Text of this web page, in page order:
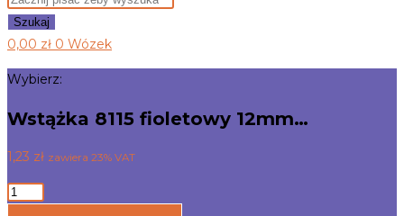
Szukaj
0,00 zł 0 Wózek
Wybierz:
Wstążka 8115 fioletowy 12mm…
1,23 zł zawiera 23% VAT
ilość